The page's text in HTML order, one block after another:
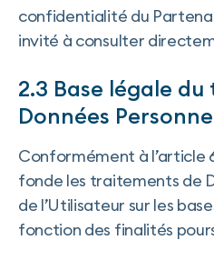
confidentialité du
invité à consulter
2.3 Base légale
Données
Conformément à l’article
fonde les traitements de
de l’Utilisateur sur les
fonction des finalités